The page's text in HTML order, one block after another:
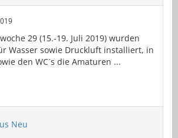
29 (15.-19. Juli 2019) wurden
Wasser sowie Druckluft installiert, in
den WC´s die Amaturen ...
Neu